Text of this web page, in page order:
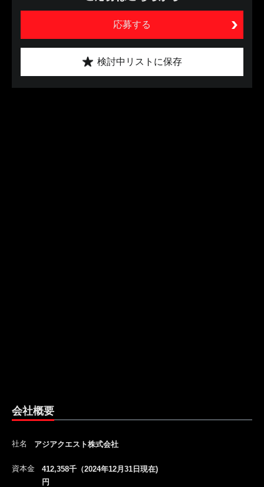
応募する
検討中リストに保存
会社概要
社名 アジアクエスト株式会社
資本金
412,358千（2024年12月31日現在)
円